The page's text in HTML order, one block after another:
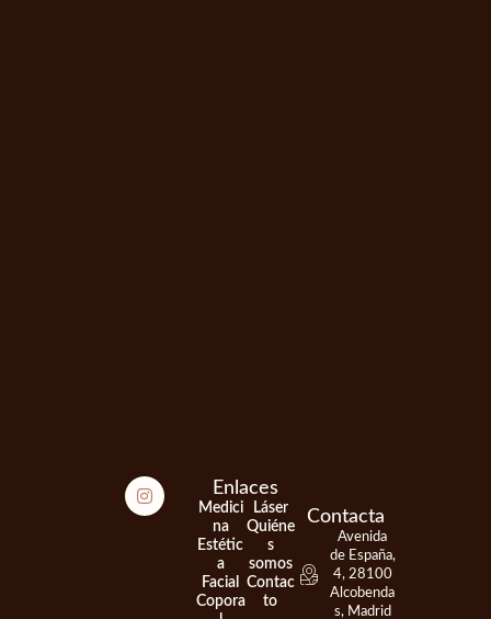
I
n
s
Enlaces
Medici
na
Estétic
a
Facial
Copora
Láser
Quiéne
s
somos
Contac
to
Contacta
Avenida
de España,
4, 28100
Alcobenda
s, Madrid